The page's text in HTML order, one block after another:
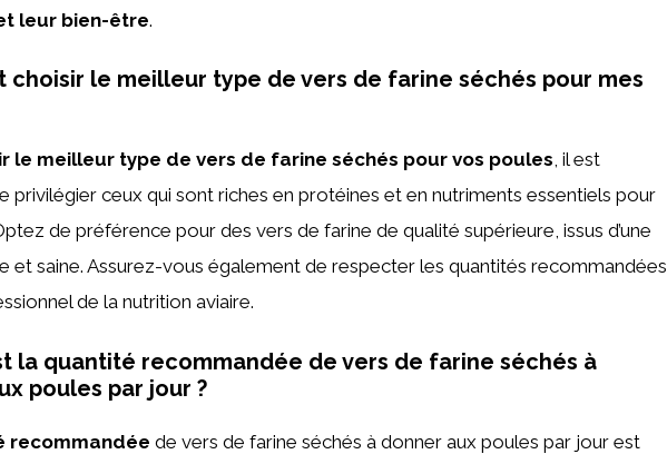
leur bien-être.
choisir le meilleur type de vers de farine séchés pour mes
le meilleur type de vers de farine séchés pour vos poules, il est
privilégier ceux qui sont riches en protéines et en nutriments essentiels pour
de préférence pour des vers de farine de qualité supérieure, issus d’une
et saine. Assurez-vous également de respecter les quantités recommandées
de la nutrition aviaire.
la quantité recommandée de vers de farine séchés à
poules par jour ?
recommandée de vers de farine séchés à donner aux poules par jour est